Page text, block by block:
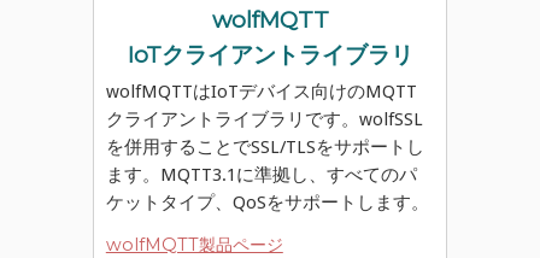
wolfMQTT
IoTクライアントライブラリ
wolfMQTTはIoTデバイス向けのMQTT
クライアントライブラリです。wolfSSL
を併用することでSSL/TLSをサポートし
ます。MQTT3.1に準拠し、すべてのパ
ケットタイプ、QoSをサポートします。
wolfMQTT製品ページ